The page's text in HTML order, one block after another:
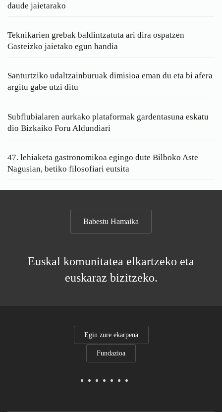
daude jaietarako
Teknikarien grebak baldintzatuta ari dira ospatzen
Gasteizko jaietako egun handia
Santurtziko udaltzainburuak dimisioa eman du eta bi afera
argitu gabe utzi ditu
Subflubialaren aurkako plataformak gardentasuna eskatu
dio Bizkaiko Foru Aldundiari
47. lehiaketa gastronomikoa egingo dute Bilboko Aste
Nagusian, betiko filosofiari eutsita
Babestu Hamaika
Euskal komunitatea elkartzeko eta
euskaraz bizitzeko.
Egin zure ekarpena
Fundazioa